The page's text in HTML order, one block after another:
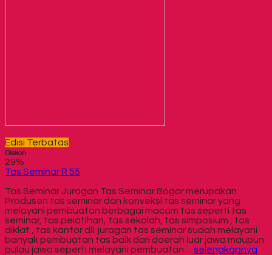
Edisi Terbatas
Diskon
29%
Tas Seminar R 55
Tas Seminar Juragan Tas Seminar Bogor merupakan
Produsen tas seminar dan konveksi tas seminar yang
melayani pembuatan berbagai macam tas seperti tas
seminar, tas pelatihan, tas sekolah, tas simposium , tas
diklat , tas kantor dll. juragan tas seminar sudah melayani
banyak pembuatan tas baik dari daerah luar jawa maupun
pulau jawa seperti melayani pembuatan… selengkapnya